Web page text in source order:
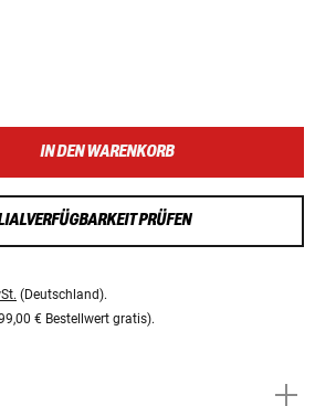
IN DEN WARENKORB
PRÜFEN
(Deutschland).
€ Bestellwert gratis).